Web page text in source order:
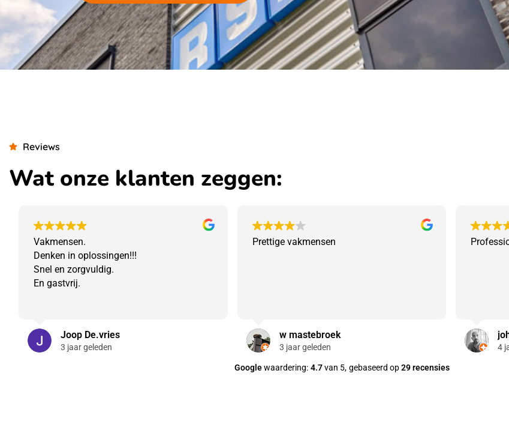
Reviews
Wat onze klanten zeggen:
Vakmensen.
Denken in oplossingen!!!
Snel en zorgvuldig.
En gastvrij.
Joop De.vries
3 jaar geleden
Prettige vakmensen
w mastebroek
3 jaar geleden 4
Googlewaardering: 4.7van 5, gebaseerd op29 recensies